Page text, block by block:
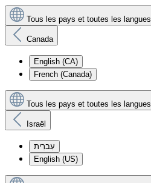
Tous les pays et toutes les langues
Canada
English (CA)
French (Canada)
Tous les pays et toutes les langues
Israël
עִברִית
English (US)